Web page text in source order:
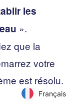
les
».
que la
votre
est résolu.
Français
Français